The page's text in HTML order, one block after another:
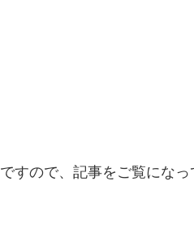
すので、記事をご覧にな